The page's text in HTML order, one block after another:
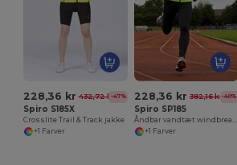
228,36 kr 432,72 kr-47%
Spiro S185X
Crosslite Trail & Track jakke
+1 Farver
228,36 kr 382,16 kr-40%
Spiro SP185
+1 Farver